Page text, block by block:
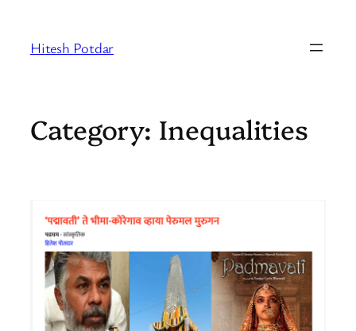
content
Hitesh Potdar
Category: Inequalities